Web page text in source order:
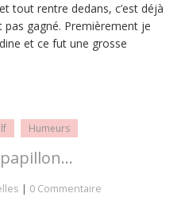
tout rentre dedans, c’est déjà
pas gagné. Premièrement je
et ce fut une grosse
épais, qu’il est…
Humeurs
| 0 Commentaire